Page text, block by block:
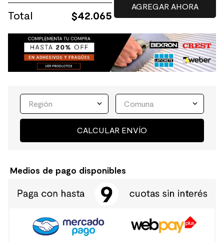
Total $42.065
Región Comuna
CALCULAR ENVÍO
Medios de pago disponibles